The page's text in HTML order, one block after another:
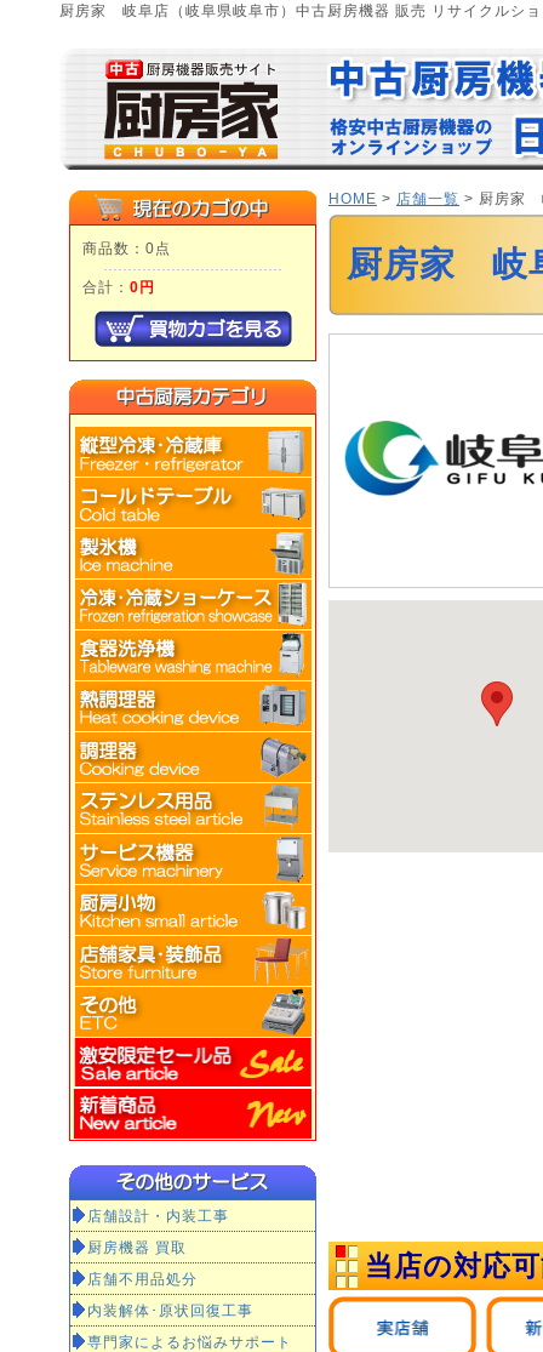
厨房家 岐阜店（岐阜県岐阜市）中古厨房機器 販売 リサイクルシ
商品数：0点
合計： 0円
店舗設計・内装工事
厨房機器 買取
店舗不用品処分
内装解体･原状回復工事
専門家によるお悩みサポート
HOME > 店舗一覧 > 厨房家
厨房家 岐
当店の対応